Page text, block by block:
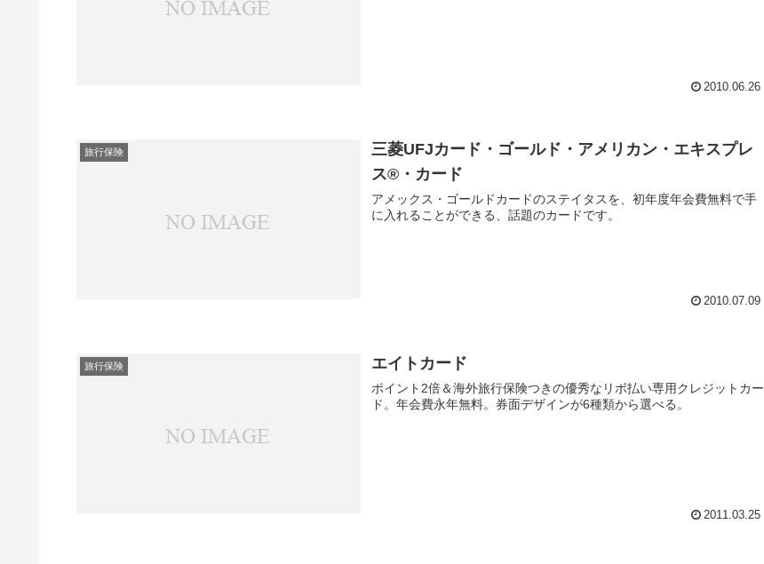
2010.06.26
旅行保険
三菱UFJカード・ゴールド・アメリカン・エキスプレ
ス®・カード
アメックス・ゴールドカードのステイタスを、初年度年会費無料で手
に入れることができる、話題のカードです。
2010.07.09
旅行保険 エイトカード
ポイント2倍＆海外旅行保険つきの優秀なリボ払い専用クレジットカー
ド。年会費永年無料。券面デザインが6種類から選べる。
2011.03.25